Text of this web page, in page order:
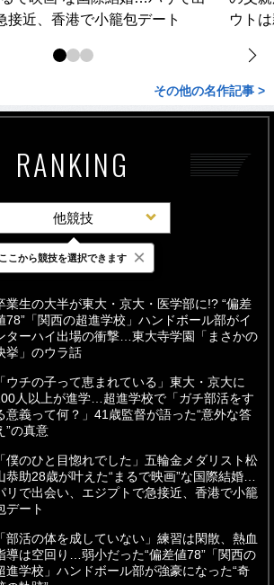
接近、香港で小籠包デート
ウト
その他の名作記事 >
RANKING
他競技
最新 24時間 週間
業生の大半が東大・京大・医学部に!? “偏差
78”「関西の超進学校」ハンドボール部がイ
ターハイ出場の衝撃…東大寺学園「まさかの
挙」のウラ話
「ウチの子って恵まれている」東大・京大に
人以上が進学…超進学校で「ガチ部活をす
意義って何？」41歳監督が語った“意外な答
”の真意
「僕のひと目惚れでした」五輪金メダリスト松
恭助28歳が叶えた“まるで映画”な国際結婚…
リで出会い、エジプトで急接近、香港で小籠
デート
「部活の体を成していない」練習は閑散、熱血
導は空回り…弱小だった“偏差値78”「関西の
進学校」ハンドボール部が強豪になった“奇
ここから競技を選択できます ×